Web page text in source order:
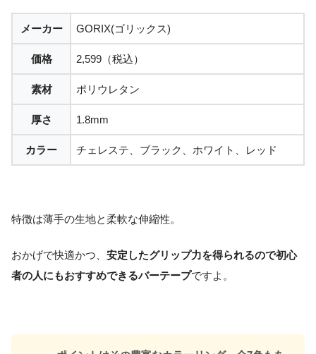
メーカー GORIX(ゴリックス)
価格 2,599（税込）
素材 ポリウレタン
厚さ 1.8mm
カラー チェレステ、ブラック、ホワイト、レッド
特徴は薄手の生地と柔軟な伸縮性。
おかげで快適かつ、 安定したグリップ力を得られるので初心
者の人にもおすすめできるバーテープですよ。